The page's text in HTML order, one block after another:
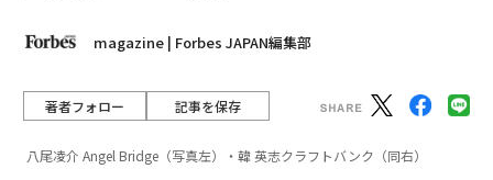
magazine | Forbes JAPAN編集部
著者フォロー 記事を保存
八尾凌介 Angel Bridge（写真左）・韓 英志クラフトバンク（同右）